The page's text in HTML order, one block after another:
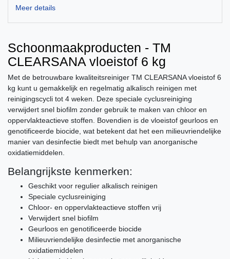
Meer details
Schoonmaakproducten - TM
CLEARSANA vloeistof 6 kg
Met de betrouwbare kwaliteitsreiniger TM CLEARSANA vloeistof 6
kg kunt u gemakkelijk en regelmatig alkalisch reinigen met
reinigingscycli tot 4 weken. Deze speciale cyclusreiniging
verwijdert snel biofilm zonder gebruik te maken van chloor en
oppervlakteactieve stoffen. Bovendien is de vloeistof geurloos en
genotificeerde biocide, wat betekent dat het een milieuvriendelijke
manier van desinfectie biedt met behulp van anorganische
oxidatiemiddelen.
Belangrijkste kenmerken:
Geschikt voor regulier alkalisch reinigen
Speciale cyclusreiniging
Chloor- en oppervlakteactieve stoffen vrij
Verwijdert snel biofilm
Geurloos en genotificeerde biocide
Milieuvriendelijke desinfectie met anorganische
oxidatiemiddelen